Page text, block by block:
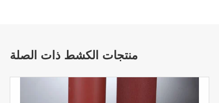
منتجات الكشط ذات الصلة